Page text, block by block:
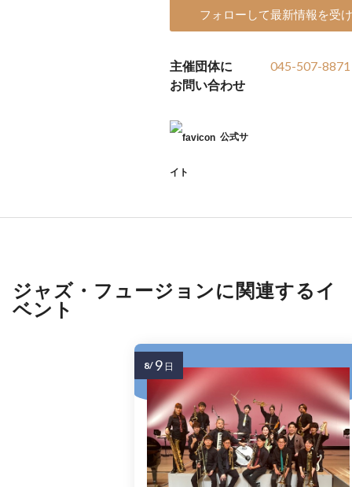
フォローして最新情報を受
主催団体に
お問い合わせ
045-507-8871
公式サ
イト
ジャズ・フュージョンに関連するイ
ベント
8/ 9 日